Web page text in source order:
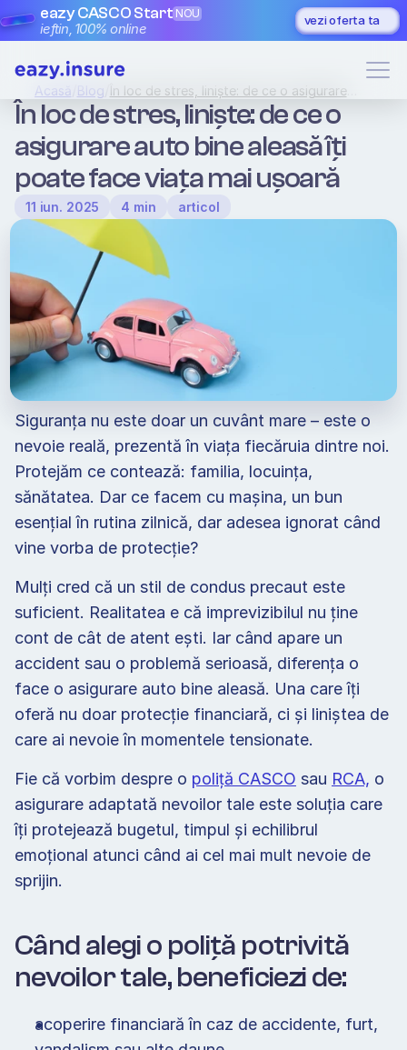
Acasă Blog În loc de stres, liniște: de ce o asigurare
auto bine aleasă îți poate face viața mai
ușoară
În loc de stres, liniște: de ce o
asigurare auto bine aleasă îți
poate face viața mai ușoară
11 iun. 2025 4 min articol
eazy CASCO Start NOU
ieftin, 100% online vezi oferta ta
Siguranța nu este doar un cuvânt mare – este o
nevoie reală, prezentă în viața fiecăruia dintre noi.
Protejăm ce contează: familia, locuința,
sănătatea. Dar ce facem cu mașina, un bun
esențial în rutina zilnică, dar adesea ignorat când
vine vorba de protecție?
Mulți cred că un stil de condus precaut este
suficient. Realitatea e că imprevizibilul nu ține
cont de cât de atent ești. Iar când apare un
accident sau o problemă serioasă, diferența o
face o asigurare auto bine aleasă. Una care îți
oferă nu doar protecție financiară, ci și liniștea de
care ai nevoie în momentele tensionate.
Fie că vorbim despre o poliță CASCO sau RCA, o
asigurare adaptată nevoilor tale este soluția care
îți protejează bugetul, timpul și echilibrul
emoțional atunci când ai cel mai mult nevoie de
sprijin.
Când alegi o poliță potrivită
nevoilor tale, beneficiezi de:
acoperire financiară în caz de accidente, furt,